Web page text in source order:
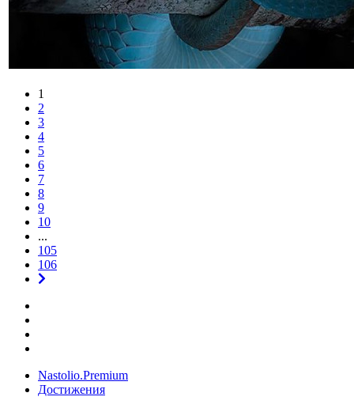
1
2
3
4
5
6
7
8
9
10
...
105
106
Nastolio.Premium
Достижения